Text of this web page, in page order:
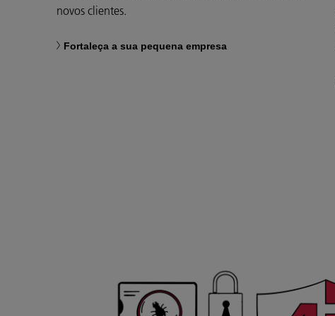
novos clientes.
Fortaleça a sua pequena empresa